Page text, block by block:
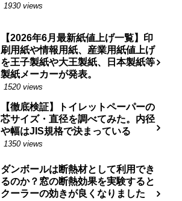
1930 views
【2026年6月最新紙値上げ一覧】印
刷用紙や情報用紙、産業用紙値上げ
を王子製紙や大王製紙、日本製紙等
製紙メーカーが発表。
1520 views
【徹底検証】トイレットペーパーの
芯サイズ・直径を調べてみた。内径
や幅はJIS規格で決まっている
1350 views
ダンボールは断熱材として利用でき
るのか？窓の断熱効果を実験すると
クーラーの効きが良くなりました